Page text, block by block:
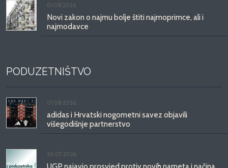
01.08.2026.
Novi zakon o najmu bolje štiti najmoprimce, ali i
najmodavce
PODUZETNIŠTVO
01.08.2026.
adidas i Hrvatski nogometni savez objavili
višegodišnje partnerstvo
30.07.2026.